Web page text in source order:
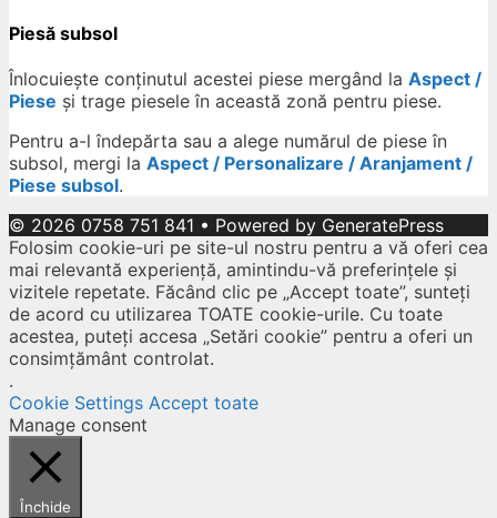
Piesă subsol
Înlocuiește conținutul acestei piese mergând la Aspect /
Piese și trage piesele în această zonă pentru piese.
Pentru a-l îndepărta sau a alege numărul de piese în
subsol, mergi la Aspect / Personalizare / Aranjament /
Piese subsol.
© 2026 0758 751 841 • Powered by GeneratePress
Folosim cookie-uri pe site-ul nostru pentru a vă oferi cea
mai relevantă experiență, amintindu-vă preferințele și
vizitele repetate. Făcând clic pe „Accept toate”, sunteți
de acord cu utilizarea TOATE cookie-urile. Cu toate
acestea, puteți accesa „Setări cookie” pentru a oferi un
consimțământ controlat.
.
Cookie Settings Accept toate
Manage consent
Închide